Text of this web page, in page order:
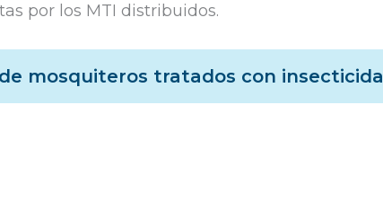
por los MTI distribuidos.
mosquiteros tratados con insecticida